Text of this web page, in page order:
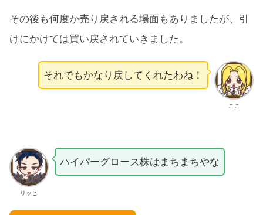
その後も何度か売り戻される場面もありましたが、引
けにかけては買い戻されていきました。
ここ
それでもかなり戻してくれたわね！
リッヒ
ハイパーグロース株はまちまちやな